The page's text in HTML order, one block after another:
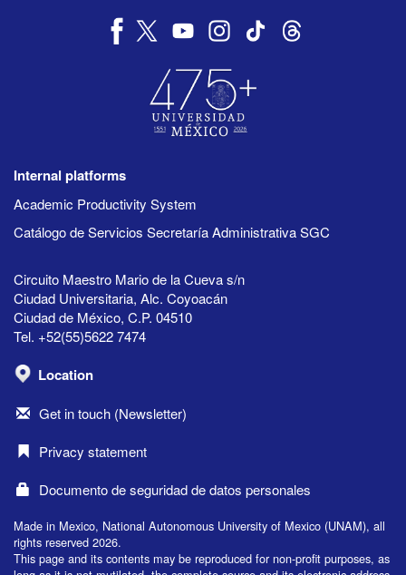
Internal platforms
Academic Productivity System
Catálogo de Servicios Secretaría Administrativa SGC
Circuito Maestro Mario de la Cueva s/n
Ciudad Universitaria, Alc. Coyoacán
Ciudad de México, C.P. 04510
Tel. +52(55)5622 7474
Location
Get in touch (Newsletter)
Privacy statement
Documento de seguridad de datos personales
Made in Mexico, National Autonomous University of Mexico (UNAM), all
rights reserved 2026.
This page and its contents may be reproduced for non-profit purposes, as